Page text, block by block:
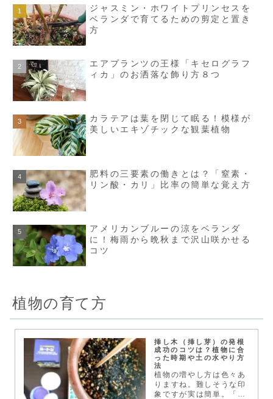
ジャスミン・ホワイトプリンセスを
ベランダで育てるための剪定と置き
方
エアプランツの王様「キセログラフ
ィカ」のお洒落な飾り方８つ
カラテアは葉を閉じて眠る！模様が
美しいエキゾチックな観葉植物
肥料の三要素の働きとは？「窒素・
リン酸・カリ」比率の簡単な覚え方
アメリカンブルーの涼をベランダ
に！梅雨から晩秋まで沢山咲かせる
コツ
植物の育て方
挿し木（挿し芽）の発根
成功のコツは？植物に合
った時期や土の水やり方
法
植物の増やし方は色々あ
りますね。難しそうな印
象ですが実は簡単。「挿